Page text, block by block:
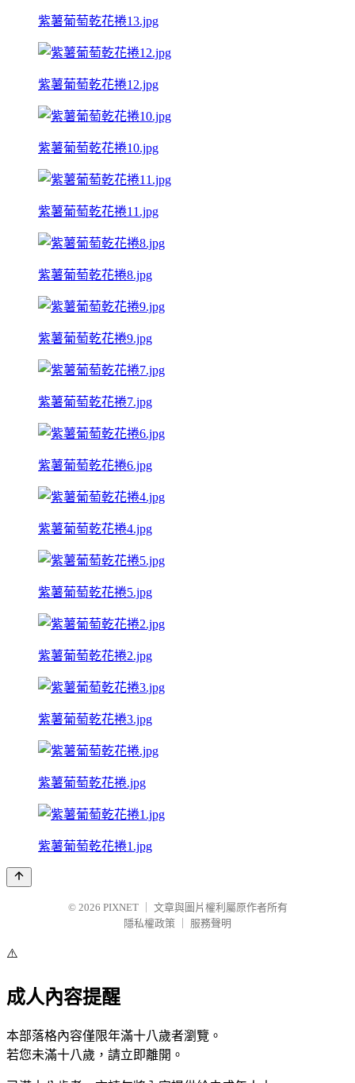
紫薯葡萄乾花捲13.jpg
紫薯葡萄乾花捲12.jpg
紫薯葡萄乾花捲10.jpg
紫薯葡萄乾花捲11.jpg
紫薯葡萄乾花捲8.jpg
紫薯葡萄乾花捲9.jpg
紫薯葡萄乾花捲7.jpg
紫薯葡萄乾花捲6.jpg
紫薯葡萄乾花捲4.jpg
紫薯葡萄乾花捲5.jpg
紫薯葡萄乾花捲2.jpg
紫薯葡萄乾花捲3.jpg
紫薯葡萄乾花捲.jpg
紫薯葡萄乾花捲1.jpg
© 2026 PIXNET
文章與圖片權利屬原作者所有
隱私權政策
服務聲明
⚠️
成人內容提醒
本部落格內容僅限年滿十八歲者瀏覽。
若您未滿十八歲，請立即離開。